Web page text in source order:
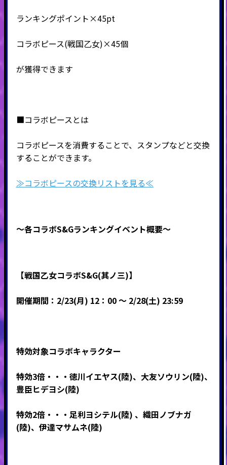
ランキングポイント×45pt
コラボピース(戦国乙女)×45個
が獲得できます
■コラボピースとは
コラボピースを消費することで、スタンプなどと交換
することができます。
≫コラボピースの交換リストを見る≪
～各コラボS&Gランキングイベント概要～
【戦国乙女コラボS&G(其ノ三)】
開催期間：2/23(月) 12：00 ～ 2/28(土) 23:59
特効対象コラボキャラクター
特効3倍・・・徳川イエヤス(陸)、大友ソウリン(陸)、
豊臣ヒデヨシ(陸)
特効2倍・・・足利ヨシテル(陸) 、織田ノブナガ
(陸)、伊達マサムネ(陸)